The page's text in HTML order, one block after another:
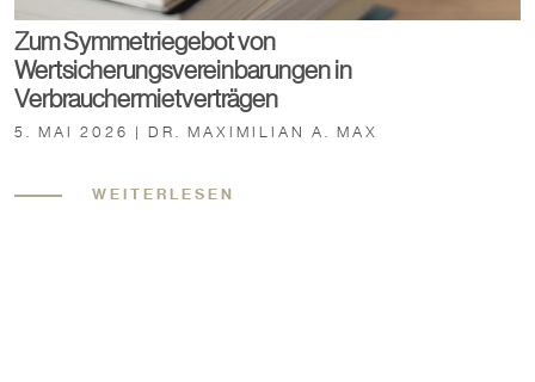
Zum Symmetriegebot von
Wertsicherungsvereinbarungen in
Verbrauchermietverträgen
5. MAI 2026 | DR. MAXIMILIAN A. MAX
WEITERLESEN